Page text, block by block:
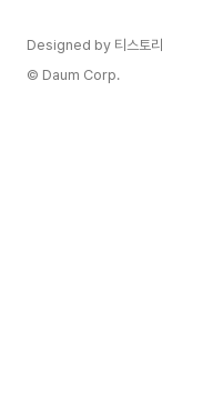
브 바로가기 (클릭) 요즘에는 AI
문에 누구라도 도전해볼..
Designed by 티스토리
© Daum Corp.